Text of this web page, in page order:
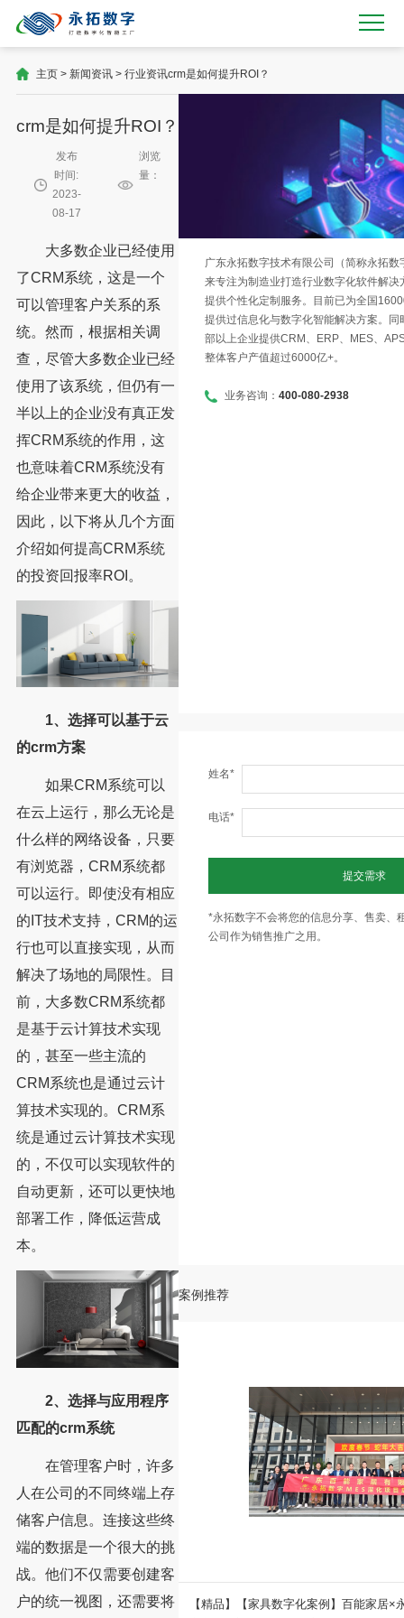
主页> 新闻资讯> 行业资讯crm是如何提升ROI？
crm是如何提升ROI？
发布
时间:
2023-
08-17
浏览
量：
大多数企业已经使用
了CRM系统，这是一个
可以管理客户关系的系
统。然而，根据相关调
查，尽管大多数企业已经
使用了该系统，但仍有一
半以上的企业没有真正发
挥CRM系统的作用，这
也意味着CRM系统没有
给企业带来更大的收益，
因此，以下将从几个方面
介绍如何提高CRM系统
的投资回报率ROI。
1、选择可以基于云
的crm方案
如果CRM系统可以
在云上运行，那么无论是
什么样的网络设备，只要
有浏览器，CRM系统都
可以运行。即使没有相应
的IT技术支持，CRM的运
行也可以直接实现，从而
解决了场地的局限性。目
前，大多数CRM系统都
是基于云计算技术实现
的，甚至一些主流的
CRM系统也是通过云计
算技术实现的。CRM系
统是通过云计算技术实现
的，不仅可以实现软件的
自动更新，还可以更快地
部署工作，降低运营成
本。
2、选择与应用程序
匹配的crm系统
在管理客户时，许多
人在公司的不同终端上存
储客户信息。连接这些终
端的数据是一个很大的挑
战。他们不仅需要创建客
户的统一视图，还需要将
广东永拓数字技术有限公司（简称永拓
来专注为制造业打造行业数字化软件解决
提供个性化定制服务。目前已为全国
提供过信息化与数字化智能解决方案。
部以上企业提供CRM、ERP、MES、
整体客户产值超过6000亿+。
业务咨询： 400-080-2938
姓名*
电话*
提交需求
*永拓数字不会将您的信息分享、售卖、
公司作为销售推广之用。
案例推荐
ERP升级美式家具企业数字
【精品】【家具数字化案例】百能家居×